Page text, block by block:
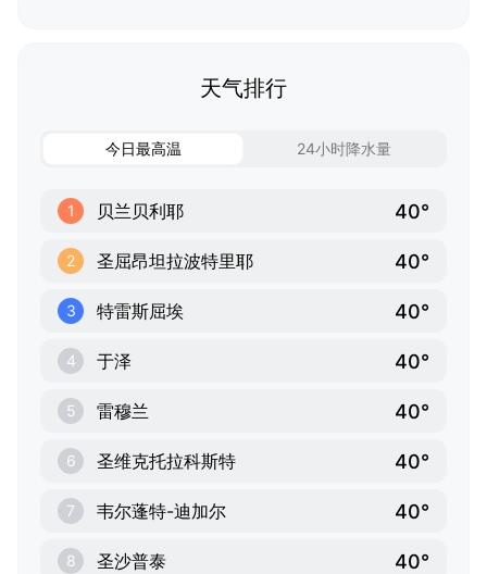
天气排行
今日最高温 24小时降水量
1 贝兰贝利耶 40°
2 圣屈昂坦拉波特里耶 40°
3 特雷斯屈埃 40°
4 于泽 40°
5 雷穆兰 40°
6 圣维克托拉科斯特 40°
7 韦尔蓬特-迪加尔 40°
8 圣沙普泰 40°